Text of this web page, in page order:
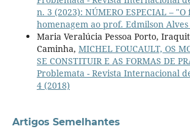
n. 3 (2023): NÚMERO ESPECIAL –
homenagem ao prof. Edmilson
Maria Veralúcia Pessoa Porto,
Caminha, MICHEL FOUCAULT, OS
SE CONSTITUIR E AS FORMAS DE
Problemata - Revista Internacional
4 (2018)
Artigos Semelhantes